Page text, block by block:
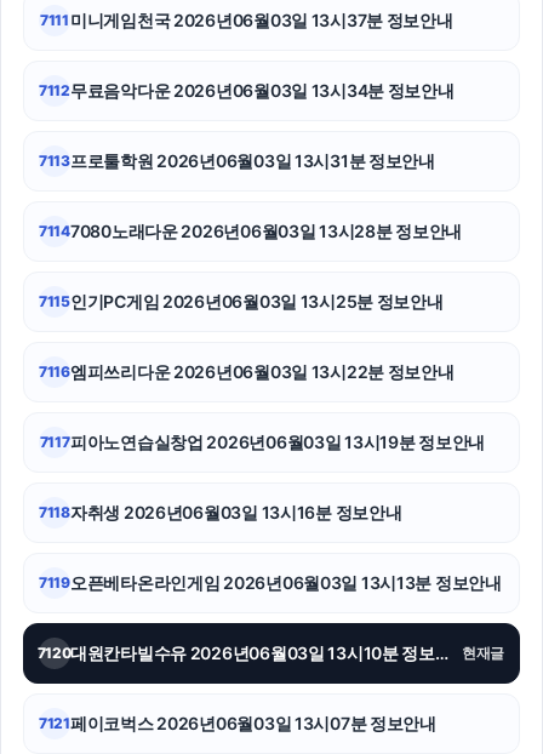
구리하수구막힘
흥신소
폰테크
강동하수구막힘
7111 미니게임천국 2026년06월03일 13시37분 정보안내
7112무료음악다운 2026년06월03일 13시34분 정보안내
7113프로툴학원 2026년06월03일 13시31분 정보안내
71147080노래다운 2026년06월03일 13시28분 정보안내
7115인기PC게임 2026년06월03일 13시25분 정보안내
7116엠피쓰리다운 2026년06월03일 13시22분 정보안내
7117피아노연습실창업 2026년06월03일 13시19분 정보안내
7118자취생 2026년06월03일 13시16분 정보안내
7119오픈베타온라인게임 2026년06월03일 13시13분 정보안내
7120 대원칸타빌수유 2026년06월03일 13시10분 정보안내 현재글
7121페이코벅스 2026년06월03일 13시07분 정보안내